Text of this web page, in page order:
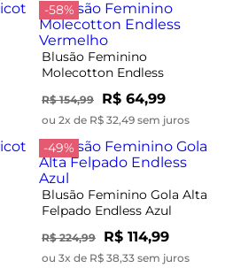
-58%
Blusão Feminino
Molecotton Endless
R$ 154,99 R$ 64,99
ou 2x de R$ 32,49 sem juros
-49%
Blusão Feminino Gola Alta
Felpado Endless Azul
R$ 224,99 R$ 114,99
ou 3x de R$ 38,33 sem juros